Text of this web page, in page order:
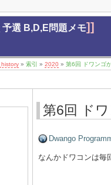
選 B,D,E問題メモ]]
» 索引 » 2020 » 第6回 ドワンゴ
第6回 ド
Dwango
なんかドワコンは毎